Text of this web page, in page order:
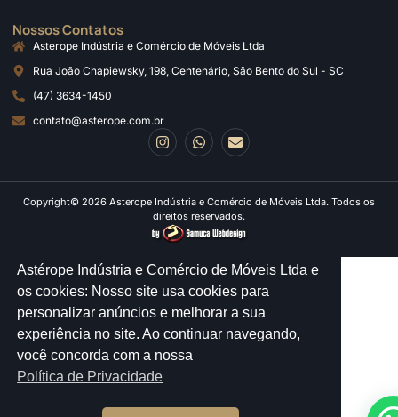
Nossos Contatos
Asterope Indústria e Comércio de Móveis Ltda
Rua João Chapiewsky, 198, Centenário, São Bento do Sul - SC
(47) 3634-1450
contato@asterope.com.br
Copyright© 2026 Asterope Indústria e Comércio de Móveis Ltda. Todos os
direitos reservados.
Astérope Indústria e Comércio de Móveis Ltda e
os cookies: Nosso site usa cookies para
personalizar anúncios e melhorar a sua
experiência no site. Ao continuar navegando,
você concorda com a nossa
Política de Privacidade